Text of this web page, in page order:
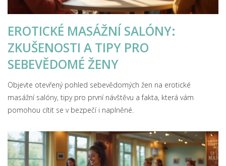
EROTICKÉ MASÁŽNÍ SALÓNY:
ZKUŠENOSTI A TIPY PRO
SEBEVĚDOMÉ ŽENY
Objevte otevřený pohled sebevědomých žen na erotické
masážní salóny, tipy pro první návštěvu a fakta, která vám
pomohou cítit se v bezpečí i naplněné.